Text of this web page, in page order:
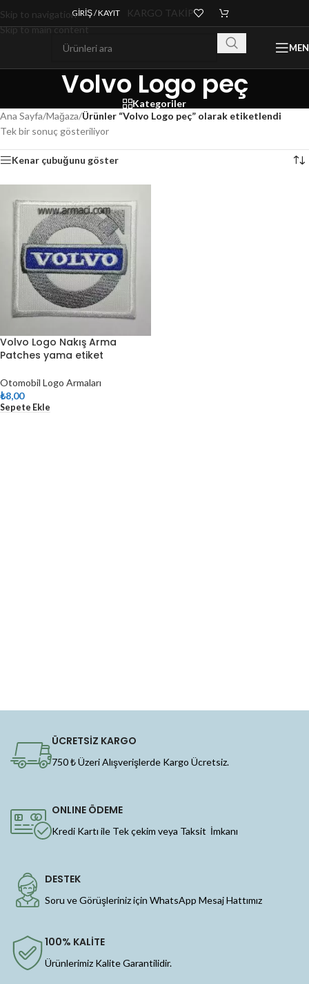
Skip to navigation
Skip to main content
GIRIŞ / KAYIT KARGO TAKİP
Volvo Logo peç
Kategoriler
Ana Sayfa/Mağaza/Ürünler “Volvo Logo peç” olarak etiketlendi
Tek bir sonuç gösteriliyor
Kenar çubuğunu göster
Volvo Logo Nakış Arma
Patches yama etiket
Otomobil Logo Armaları
₺8,00
Sepete Ekle
ÜCRETSİZ KARGO
750 ₺ Üzeri Alışverişlerde Kargo Ücretsiz.
ONLINE ÖDEME
Kredi Kartı ile Tek çekim veya Taksit İmkanı
DESTEK
Soru ve Görüşleriniz için WhatsApp Mesaj Hattımız
100% KALİTE
Ürünlerimiz Kalite Garantilidir.